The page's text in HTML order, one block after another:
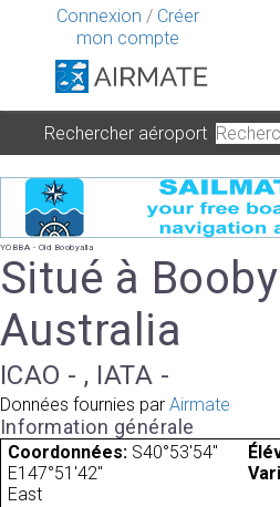
Connexion / Créer
mon compte
Rechercher aéroport
YOBBA - Old Boobyalla
Situé à
Australia
ICAO - , IATA -
Données fournies par Airmate
Information générale
Coordonnées: S40°53'54"
E147°51'42"
East